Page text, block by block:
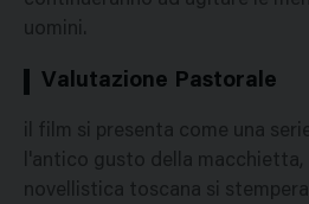
uomini.
Valutazione Pastorale
il film si presenta come una
l'antico gusto della macchietta,
novellistica toscana si